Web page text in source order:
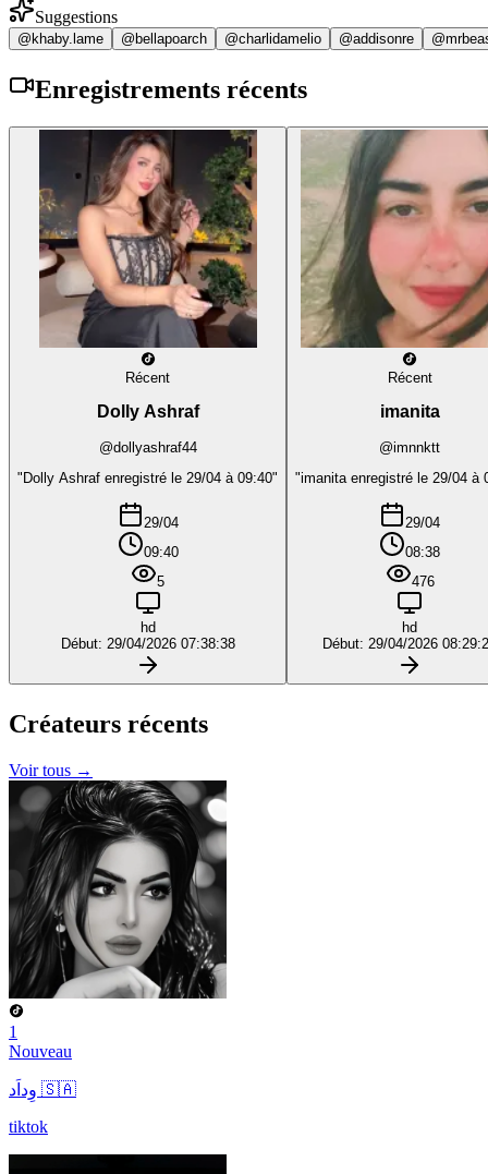
Suggestions
@khaby.lame @bellapoarch @charlidamelio @addisonre
Enregistrements récents
Récent
Dolly Ashraf
@dollyashraf44
"Dolly Ashraf enregistré le 29/04 à 09:40"
29/04
09:40
5
hd
Début: 29/04/2026 07:38:38
Récent
imanita
@imnnktt
"imanita enregistré le 29/04 à
29/04
08:38
476
hd
Début: 29/04/2026
Créateurs récents
Voir tous →
1
Nouveau
وِداَد 🇸🇦
tiktok